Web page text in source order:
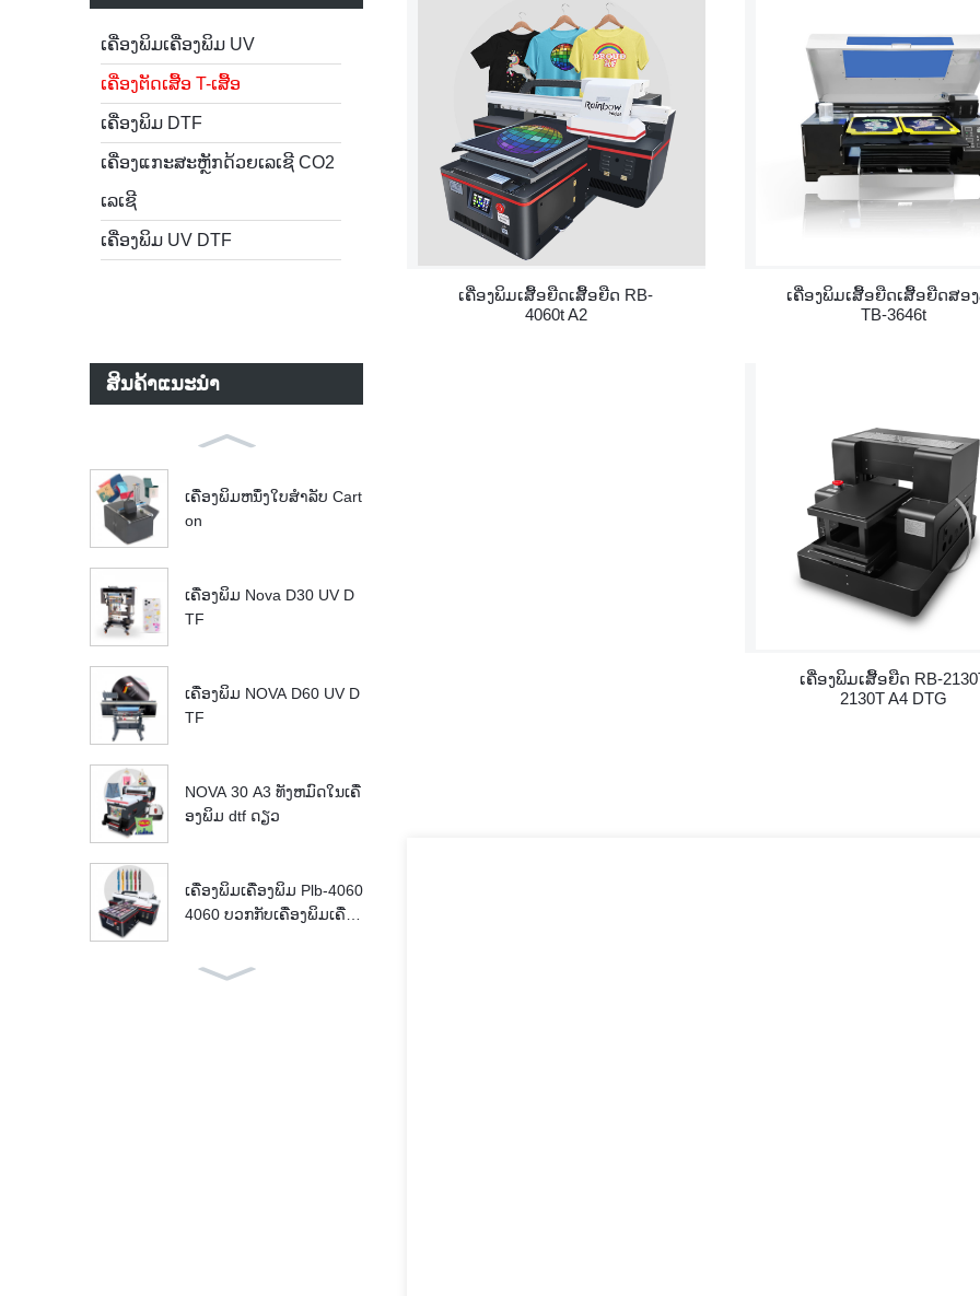
ເຄື່ອງພິມເຄື່ອງພິມ UV
ເຄື່ອງຕັດເສື້ອ T-ເສື້ອ
ເຄື່ອງພິມ DTF
ເຄື່ອງແກະສະຫຼັກດ້ວຍເລເຊີ CO2
ເລເຊີ
ເຄື່ອງພິມ UV DTF
ສິນຄ້າແນະນໍາ
ເຄື່ອງພິມຫນຶ່ງໃບສໍາລັບ Cart
on
ເຄື່ອງພິມ Nova D30 UV D
TF
ເຄື່ອງພິມ NOVA D60 UV D
TF
NOVA 30 A3 ທັງຫມົດໃນເຄື່
ອງພິມ dtf ດຽວ
ເຄື່ອງພິມເຄື່ອງພິມ Plb-4060
4060 ບວກກັບເຄື່ອງພິມເຄື່ອງ
ເຄື່ອງພິມເສື້ອຍືດເສື້ອຍືດ RB-
4060t A2
ເຄື່ອງພິມເສື້ອຍືດເສື້ອຍືດສອ
TB-3646t
ເຄື່ອງພິມເສື້ອຍືດ RB-
2130T A4 DTG